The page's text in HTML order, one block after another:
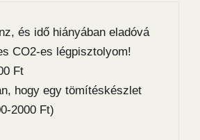
és idő hiányában eladóvá
CO2-es légpisztolyom!
Ft
hogy egy tömítéskészlet
2000 Ft)